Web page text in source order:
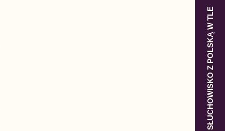
SŁUCHOWISKO Z POLSKĄ W TLE